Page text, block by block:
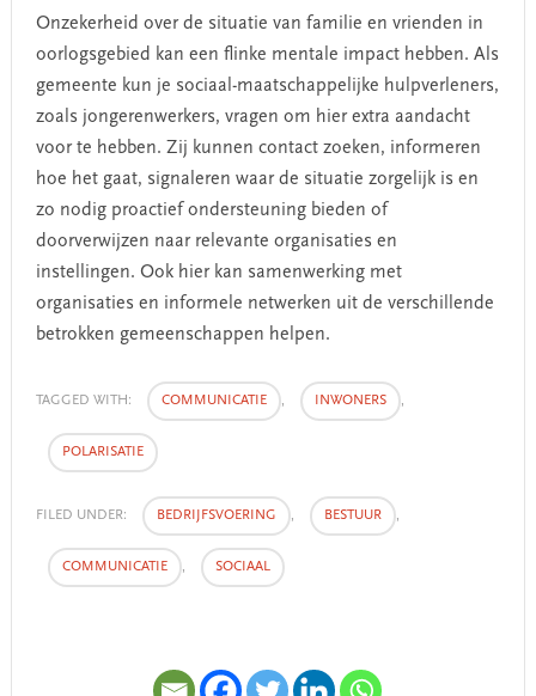
Onzekerheid over de situatie van familie en vrienden in
oorlogsgebied kan een flinke mentale impact hebben. Als
gemeente kun je sociaal-maatschappelijke hulpverleners,
zoals jongerenwerkers, vragen om hier extra aandacht
voor te hebben. Zij kunnen contact zoeken, informeren
hoe het gaat, signaleren waar de situatie zorgelijk is en
zo nodig proactief ondersteuning bieden of
doorverwijzen naar relevante organisaties en
instellingen. Ook hier kan samenwerking met
organisaties en informele netwerken uit de verschillende
betrokken gemeenschappen helpen.
TAGGED WITH: COMMUNICATIE , INWONERS ,
POLARISATIE
FILED UNDER: BEDRIJFSVOERING , BESTUUR ,
COMMUNICATIE , SOCIAAL